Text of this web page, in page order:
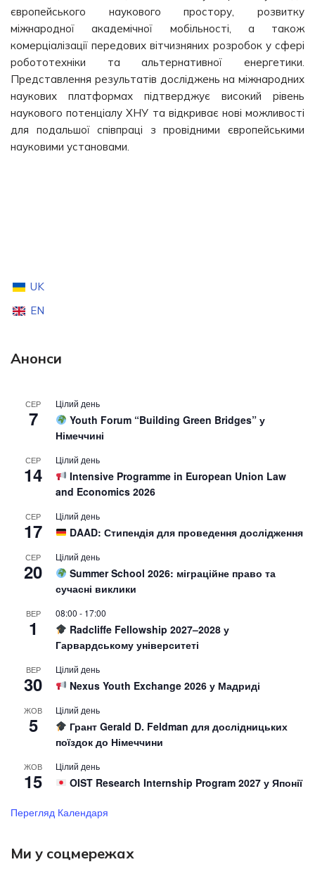
європейського наукового простору, розвитку
міжнародної академічної мобільності, а також
комерціалізації передових вітчизняних розробок у сфері
робототехніки та альтернативної енергетики.
Представлення результатів досліджень на міжнародних
наукових платформах підтверджує високий рівень
наукового потенціалу ХНУ та відкриває нові можливості
для подальшої співпраці з провідними європейськими
науковими установами.
UK
EN
Анонси
СЕР
7
Цілий день
Youth Forum “Building Green Bridges” у
Німеччині
СЕР
14
Цілий день
Intensive Programme in European Union Law
and Economics 2026
СЕР
17
Цілий день
DAAD: Стипендія для проведення дослідження
СЕР
20
Цілий день
Summer School 2026: міграційне право та
сучасні виклики
ВЕР
1
08:00 - 17:00
Radcliffe Fellowship 2027–2028 у
Гарвардському університеті
ВЕР
30
Цілий день
Nexus Youth Exchange 2026 у Мадриді
ЖОВ
5
Цілий день
Грант Gerald D. Feldman для дослідницьких
поїздок до Німеччини
ЖОВ
15
Цілий день
OIST Research Internship Program 2027 у Японії
Перегляд Календаря
Ми у соцмережах